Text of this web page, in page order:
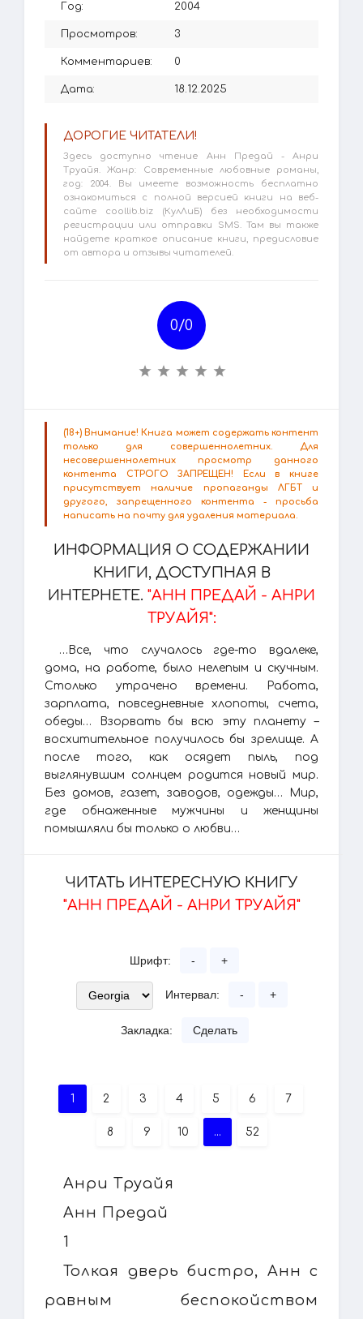
Год: 2004
Просмотров: 3
Комментариев: 0
Дата: 18.12.2025
ДОРОГИЕ ЧИТАТЕЛИ!
Здесь доступно чтение Анн Предай - Анри
Труайя. Жанр: Современные любовные романы,
год: 2004. Вы имеете возможность бесплатно
ознакомиться с полной версией книги на веб-
сайте coollib.biz (КулЛиБ) без необходимости
регистрации или отправки SMS. Там вы также
найдете краткое описание книги, предисловие
от автора и отзывы читателей.
0/0
(18+) Внимание! Книга может содержать контент
только для совершеннолетних. Для
несовершеннолетних просмотр данного
контента СТРОГО ЗАПРЕЩЕН! Если в книге
присутствует наличие пропаганды ЛГБТ и
другого, запрещенного контента - просьба
написать на почту для удаления материала.
ИНФОРМАЦИЯ О СОДЕРЖАНИИ
КНИГИ, ДОСТУПНАЯ В
ИНТЕРНЕТЕ. "АНН ПРЕДАЙ - АНРИ
ТРУАЙЯ":
…Все, что случалось где-то вдалеке,
дома, на работе, было нелепым и скучным.
Столько утрачено времени. Работа,
зарплата, повседневные хлопоты, счета,
обеды… Взорвать бы всю эту планету –
восхитительное получилось бы зрелище. А
после того, как осядет пыль, под
выглянувшим солнцем родится новый мир.
Без домов, газет, заводов, одежды… Мир,
где обнаженные мужчины и женщины
помышляли бы только о любви…
ЧИТАТЬ ИНТЕРЕСНУЮ КНИГУ
"АНН ПРЕДАЙ - АНРИ ТРУАЙЯ"
Шрифт: - +
Интервал: - +
Закладка: Сделать
1 2 3 4 5 6 7
8 9 10 ... 52
Анри Труайя
Анн Предай
1
Толкая дверь бистро, Анн с
равным беспокойством